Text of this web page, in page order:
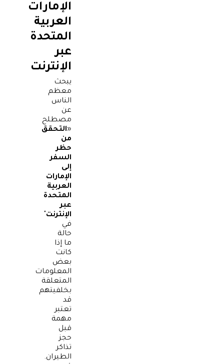
الإمارات
العربية
المتحدة
عبر
الإنترنت
يبحث
معظم
الناس
عن
مصطلح
«التحقق
من
حظر
السفر
إلى
الإمارات
العربية
المتحدة
عبر
الإنترنت
في
حالة
ما إذا
كانت
بعض
المعلومات
المتعلقة
بخلفيتهم
قد
تعتبر
مهمة
قبل
حجز
تذاكر
الطيران.